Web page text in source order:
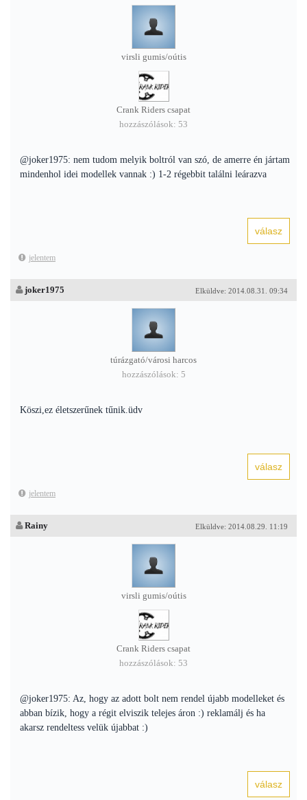
virsli gumis/oútis
Crank Riders csapat
hozzászólások: 53
@joker1975: nem tudom melyik boltról van szó, de amerre én jártam
mindenhol idei modellek vannak :) 1-2 régebbit találni leárazva
jelentem
Elküldve: 2014.08.31. 09:34
joker1975
túrázgató/városi harcos
hozzászólások: 5
Köszi,ez életszerűnek tűnik.üdv
jelentem
Elküldve: 2014.08.29. 11:19
Rainy
virsli gumis/oútis
Crank Riders csapat
hozzászólások: 53
@joker1975: Az, hogy az adott bolt nem rendel újabb modelleket és
abban bízik, hogy a régit elviszik telejes áron :) reklamálj és ha
akarsz rendeltess velük újabbat :)